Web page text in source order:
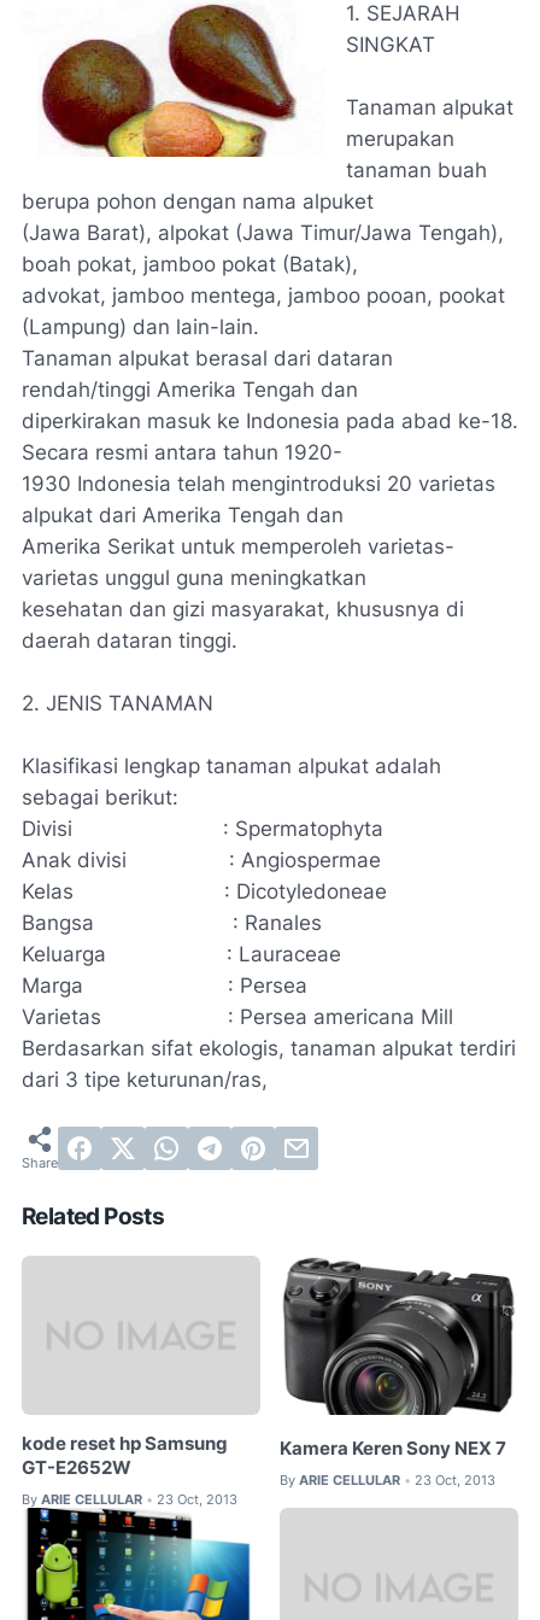
1. SEJARAH
SINGKAT
Tanaman alpukat
merupakan
tanaman buah
berupa pohon dengan nama alpuket
(Jawa Barat), alpokat (Jawa Timur/Jawa Tengah),
boah pokat, jamboo pokat (Batak),
advokat, jamboo mentega, jamboo pooan, pookat
(Lampung) dan lain-lain.
Tanaman alpukat berasal dari dataran
rendah/tinggi Amerika Tengah dan
diperkirakan masuk ke Indonesia pada abad ke-18.
Secara resmi antara tahun 1920-
1930 Indonesia telah mengintroduksi 20 varietas
alpukat dari Amerika Tengah dan
Amerika Serikat untuk memperoleh varietas-
varietas unggul guna meningkatkan
kesehatan dan gizi masyarakat, khususnya di
daerah dataran tinggi.
2. JENIS TANAMAN
Klasifikasi lengkap tanaman alpukat adalah
sebagai berikut:
Divisi : Spermatophyta
Anak divisi : Angiospermae
Kelas : Dicotyledoneae
Bangsa : Ranales
Keluarga : Lauraceae
Marga : Persea
Varietas : Persea americana Mill
Berdasarkan sifat ekologis, tanaman alpukat terdiri
dari 3 tipe keturunan/ras,
Related Posts
kode reset hp Samsung
GT-E2652W
By ARIE CELLULAR • 23 Oct, 2013
Kamera Keren Sony NEX 7
By ARIE CELLULAR • 23 Oct, 2013